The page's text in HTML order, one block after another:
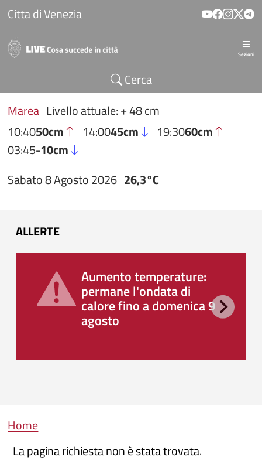
Salta al contenuto principale
Citta di Venezia
Sezioni
Cerca
Marea Livello attuale: + 48 cm
10:4050cm 14:0045cm 19:3060cm
03:45-10cm
Sabato 8 Agosto 2026 26,3°C
ALLERTE
Aumento temperature:
permane l'ondata di
calore fino a domenica 9
agosto
Briciole di pane
Home
La pagina richiesta non è stata trovata.